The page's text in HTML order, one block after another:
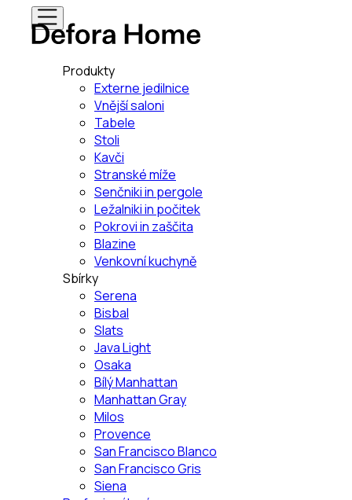
Produkty
Externe jedilnice
Vnější saloni
Tabele
Stoli
Kavči
Stranské míže
Senčniki in pergole
Ležalniki in počitek
Pokrovi in zaščita
Blazine
Venkovní kuchyně
Sbírky
Serena
Bisbal
Slats
Java Light
Osaka
Bílý Manhattan
Manhattan Gray
Milos
Provence
San Francisco Blanco
San Francisco Gris
Siena